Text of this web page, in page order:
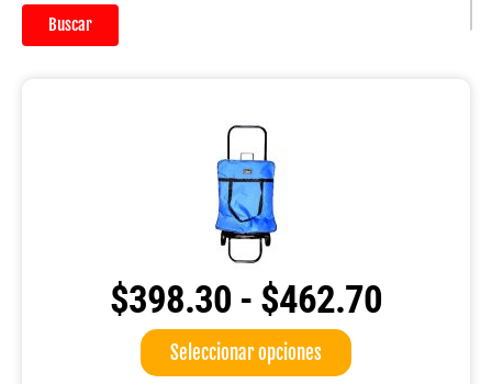
Buscar
$398.30 - $462.70
Seleccionar opciones
Este
producto